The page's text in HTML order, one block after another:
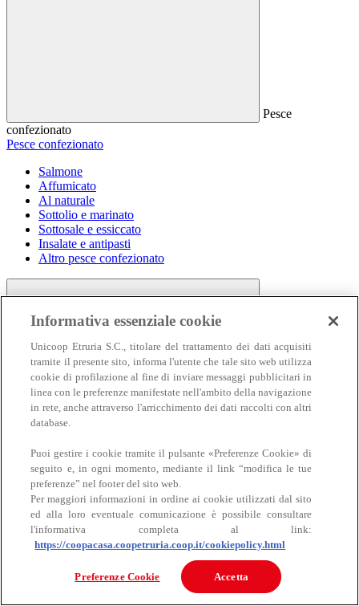
Pesce
confezionato
Pesce confezionato
Salmone
Affumicato
Al naturale
Sottolio e marinato
Sottosale e essiccato
Insalate e antipasti
Altro pesce confezionato
Carne
Carne
Bovino
Informativa essenziale cookie
Unicoop Etruria S.C., titolare del trattamento dei dati acquisiti
tramite il presente sito, informa l'utente che tale sito web utilizza
cookie di profilazione al fine di inviare messaggi pubblicitari in
linea con le preferenze manifestate nell'ambito della navigazione
in rete, anche attraverso l'arricchimento dei dati raccolti con altri
database.
Puoi gestire i cookie tramite il pulsante «Preferenze Cookie» di
seguito e, in ogni momento, mediante il link “modifica le tue
preferenze” nel footer del sito web.
Per maggiori informazioni in ordine ai cookie utilizzati dal sito
ed alla loro eventuale comunicazione è possibile consultare
l'informativa completa al link:
https://coopacasa.coopetruria.coop.it/cookiepolicy.html
Preferenze Cookie Accetta